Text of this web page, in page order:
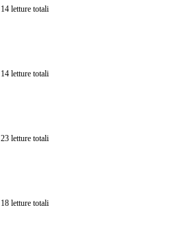
14 letture totali
14 letture totali
23 letture totali
18 letture totali